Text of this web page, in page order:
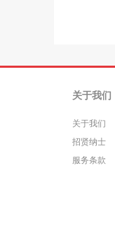
关于我们
关于我们
招贤纳士
服务条款